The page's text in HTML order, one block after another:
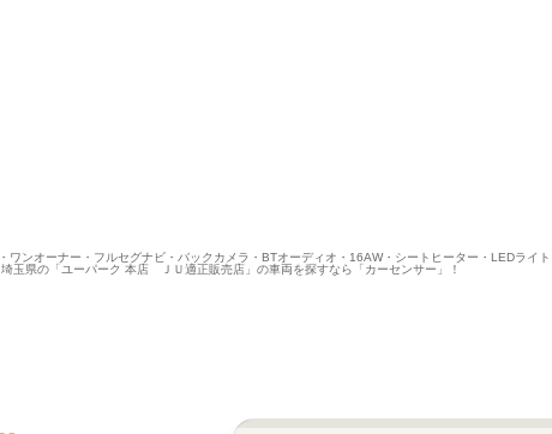
オーナー・フルセグナビ・バックカメラ・BTオーディオ・16AW・シートヒーター・LEDライ
玉県の「ユーパーク 本店 ＪＵ適正販売店」の車両を探すなら「カーセンサー」！